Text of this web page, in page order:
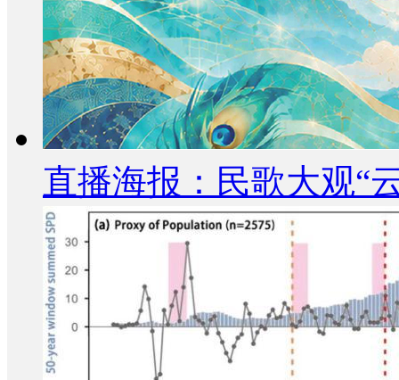
直播海报：民歌大观“